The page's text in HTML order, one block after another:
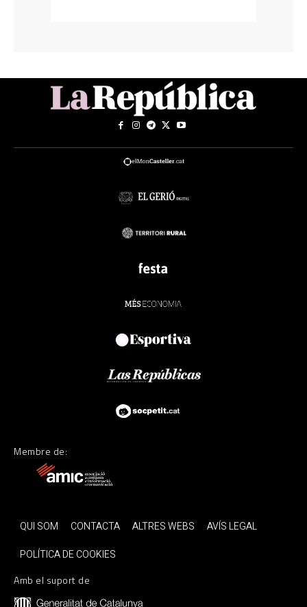
Membre de:
QUI SOM CONTACTA ALTRES WEBS
AVÍS LEGAL
POLÍTICA DE COOKIES
Amb el suport de